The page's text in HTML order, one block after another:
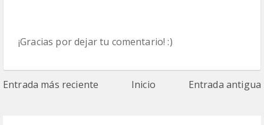
¡Gracias por dejar tu comentario! :)
Entrada más reciente Inicio Entrada antigua